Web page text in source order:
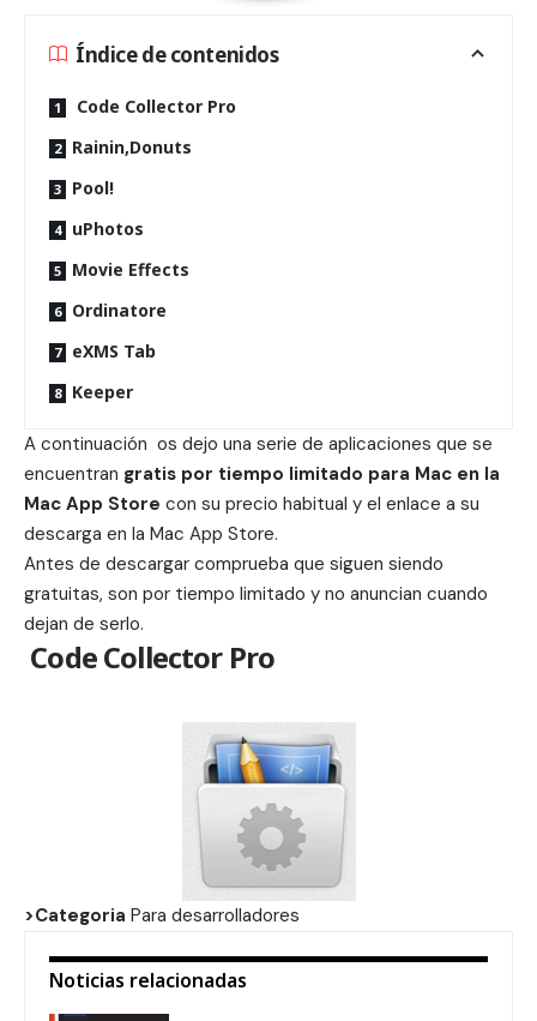
Índice de contenidos
Code Collector Pro
Rainin,Donuts
Pool!
uPhotos
Movie Effects
Ordinatore
eXMS Tab
Keeper
A continuación os dejo una serie de aplicaciones que se
encuentran gratis por tiempo limitado para Mac en la
Mac App Store con su precio habitual y el enlace a su
descarga en la Mac App Store.
Antes de descargar comprueba que siguen siendo
gratuitas, son por tiempo limitado y no anuncian cuando
dejan de serlo.
Code Collector Pro
>Categoria Para desarrolladores
Noticias relacionadas